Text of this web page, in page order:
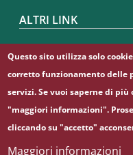
ALTRI LINK
CIAO
Sapienza Store
Questo sito utilizza solo
corretto funzionamento delle
servizi. Se vuoi saperne di più
"maggiori informazioni".
cliccando su "accetto"
Maggiori informazioni